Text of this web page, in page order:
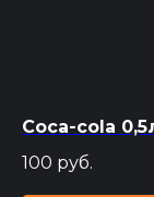
Coca-cola
100 руб.